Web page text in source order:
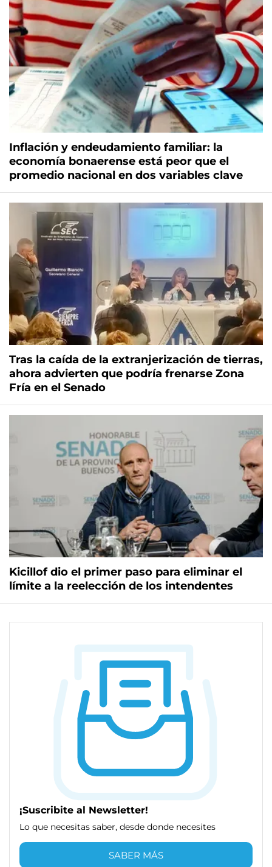
Inflación y endeudamiento familiar: la
economía bonaerense está peor que el
promedio nacional en dos variables clave
Tras la caída de la extranjerización de tierras,
ahora advierten que podría frenarse Zona
Fría en el Senado
Kicillof dio el primer paso para eliminar el
límite a la reelección de los intendentes
¡Suscribite al Newsletter!
Lo que necesitas saber, desde donde necesites
SABER MÁS